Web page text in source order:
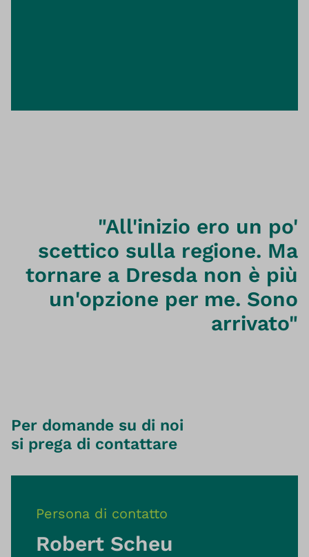
"All'inizio ero un po'
scettico sulla regione. Ma
tornare a Dresda non è più
un'opzione per me. Sono
arrivato"
Per domande su di noi
si prega di contattare
Persona di contatto
Robert Scheu